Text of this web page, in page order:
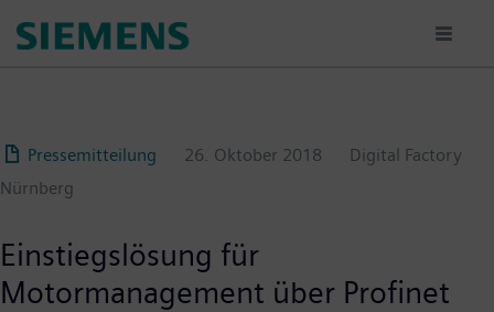
para
Pressemitteilung
26. Oktober 2018
Digital Factory
Nürnberg
Einstiegslösung für
Motormanagement über Profinet